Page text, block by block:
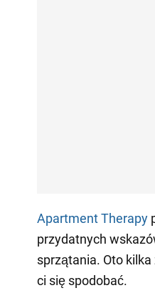
Apartment Therapy
przydatnych
sprzątania. Oto
ci się spodobać.